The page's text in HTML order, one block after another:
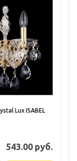
Lux ISABEL
543.00 руб.